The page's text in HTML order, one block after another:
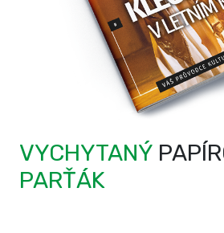
VYCHYTANÝ
PARŤÁK